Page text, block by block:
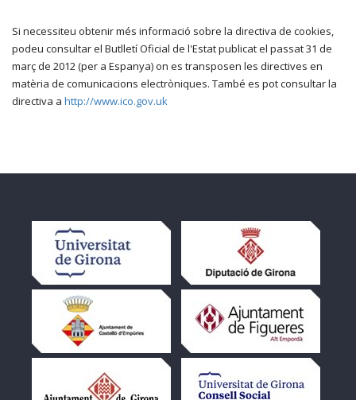
Si necessiteu obtenir més informació sobre la directiva de cookies,
podeu consultar el Butlletí Oficial de l'Estat publicat el passat 31 de
març de 2012 (per a Espanya) on es transposen les directives en
matèria de comunicacions electròniques. També es pot consultar la
directiva a http://www.ico.gov.uk